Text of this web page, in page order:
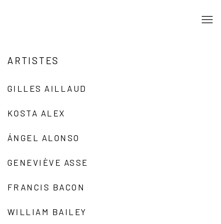
ARTISTES
GILLES AILLAUD
KOSTA ALEX
ÁNGEL ALONSO
GENEVIÈVE ASSE
FRANCIS BACON
WILLIAM BAILEY